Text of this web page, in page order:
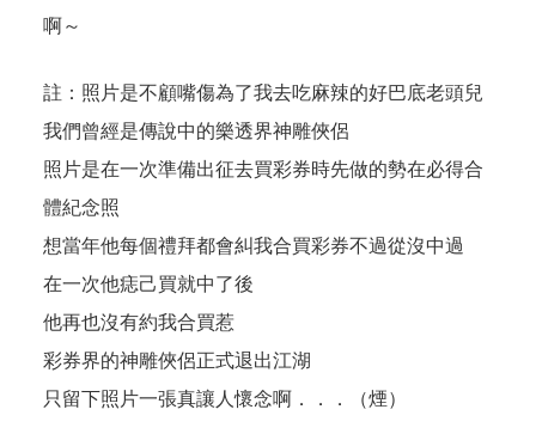
啊～
註：照片是不顧嘴傷為了我去吃麻辣的好巴底老頭兒
我們曾經是傳說中的樂透界神雕俠侶
照片是在一次準備出征去買彩券時先做的勢在必得合
體紀念照
想當年他每個禮拜都會糾我合買彩券不過從沒中過
在一次他痣己買就中了後
他再也沒有約我合買惹
彩券界的神雕俠侶正式退出江湖
只留下照片一張真讓人懷念啊．．．（煙）